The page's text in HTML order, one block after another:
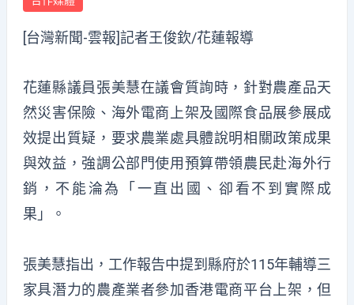
[台灣新聞-雲報]記者王俊欽/花蓮報導
花蓮縣議員張美慧在議會質詢時，針對農產品天
然災害保險、海外電商上架及國際食品展參展成
效提出質疑，要求農業處具體說明相關政策成果
與效益，強調公部門使用預算帶領農民赴海外行
銷，不能淪為「一直出國、卻看不到實際成
果」。
張美慧指出，工作報告中提到縣府於115年輔導三
家具潛力的農產業者參加香港電商平台上架，但